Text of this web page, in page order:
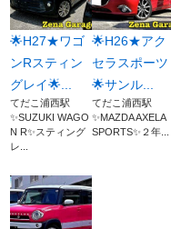
🌟H27★ワゴ
ンRスティン
グレイ🌟...
てだこ浦西駅
✨SUZUKI WAGO
N R✨スティング
レ...
🌟H26★アク
セラスポーツ
🌟サンル...
てだこ浦西駅
✨MAZDA AXELA
SPORTS✨２年...